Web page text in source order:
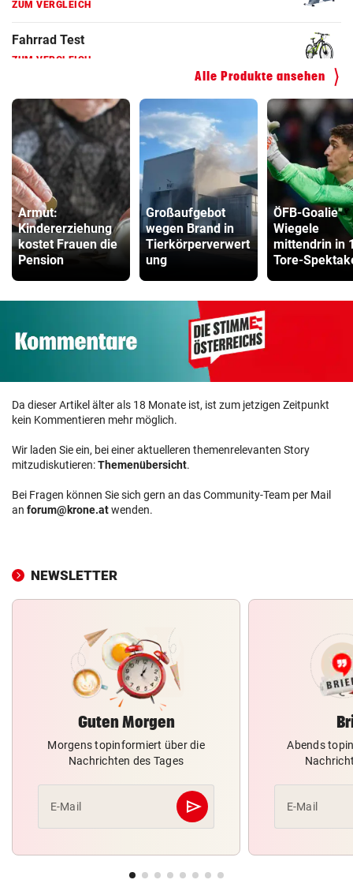
ZUM VERGLEICH
Kinderfahrrad Vergleich
Alle Produkte ansehen
Armut:
Kindererziehung
kostet Frauen die
Pension
Großaufgebot
wegen Brand in
Tierkörperverwert
ung
ÖFB-Goalie
Wiegele
mittendrin in
Tore-
Da dieser Artikel älter als 18 Monate ist, ist zum jetzigen Zeitpunkt
kein Kommentieren mehr möglich.
Wir laden Sie ein, bei einer aktuelleren themenrelevanten Story
mitzudiskutieren:Themenübersicht.
Bei Fragen können Sie sich gern an das Community-Team per Mail
an forum@krone.atwenden.
NEWSLETTER
Guten Morgen
Morgens topinformiert über die
Nachrichten des Tages
E-Mail send
Abschicken
Abends
E-Mail